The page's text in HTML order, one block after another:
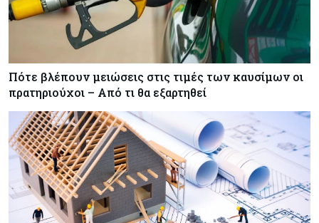
Πότε βλέπουν μειώσεις στις τιμές των καυσίμων οι
πρατηριούχοι – Από τι θα εξαρτηθεί